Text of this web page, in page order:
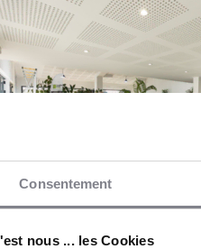
Consentement
nous ... les Cookies